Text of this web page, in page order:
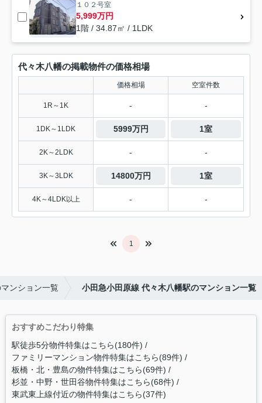
１０２号室
5,999万円
1階 / 34.87㎡ / 1LDK
代々木八幡の掲載物件の価格相場
価格相場 空室件数
1R～1K - -
1DK～1LDK 5999万円 1室
2K～2LDK - -
3K～3LDK 14800万円 1室
4K～4LDK以上 - -
1
ンション一覧 小田急小田原線 代々木八幡駅のマンション一覧
おすすめこだわり特集
駅徒歩5分物件特集はこちら(180件)
ファミリーマンション物件特集はこちら(89件)
板橋・北・豊島の物件特集はこちら(69件)
杉並・中野・世田谷物件特集はこちら(68件)
東武東上線付近の物件特集はこちら(37件)